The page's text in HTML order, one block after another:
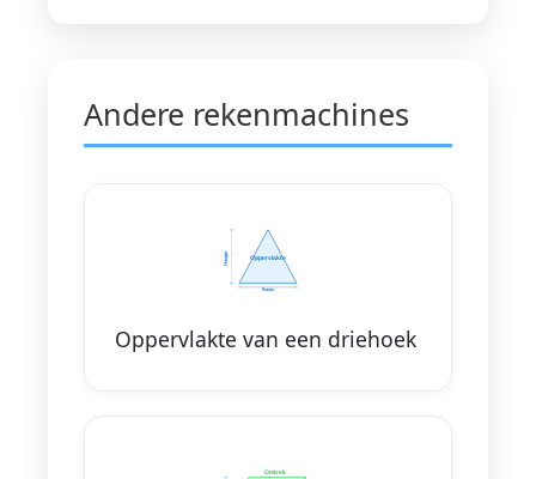
Andere rekenmachines
Oppervlakte van een driehoek